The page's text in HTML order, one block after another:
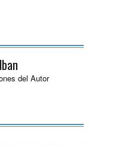
del Autor